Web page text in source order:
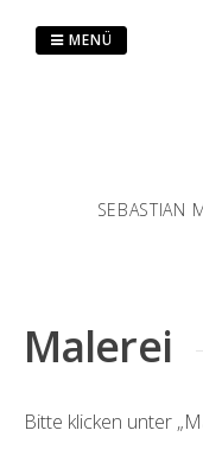
SEBASTIAN
MENÜ
Malerei
Bitte klicken unter